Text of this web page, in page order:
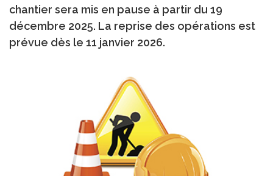
chantier sera mis en pause à partir du 19
décembre 2025. La reprise des opérations est
prévue dès le 11 janvier 2026.